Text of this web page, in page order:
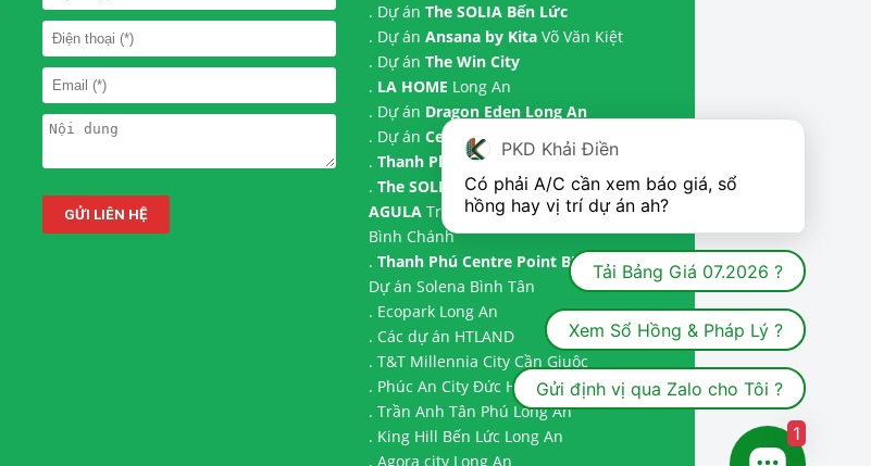
. Dự án The SOLIA Bến Lức
. Dự án Ansana by Kita Võ Văn Kiệt
. Dự án The Win City
. LA HOME Long An
. Dự án Dragon Eden Long An
. Dự án Celadon City
Tân Phú
. Thanh Phú Centre Point Bến Lức
. The SOLIA Tây Ninh | Dự ánThe
AGULA Trần Anh và Dự án The Meadow
Bình Chánh
. Thanh Phú Centre Point BIM Land |
Dự án Solena Bình Tân
. Ecopark Long An
. Các dự án HTLAND
. T&T Millennia City Cần Giuộc
. Phúc An City Đức Hoà
. Trần Anh Tân Phú Long An
. King Hill Bến Lức Long An
. Agora city Long An
PKD Khải Điền
Có phải A/C cần xem báo giá, sổ
hồng hay vị trí dự án ah?
Tải Bảng Giá 07.2026 ?
Xem Sổ Hồng & Pháp Lý ?
Gửi định vị qua Zalo cho Tôi ?
1